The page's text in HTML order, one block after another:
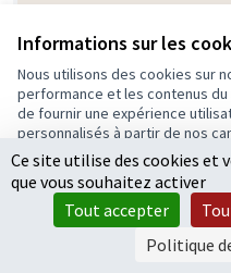
Informations sur les
Nous utilisons des cookies sur
performance et les contenus
de fournir une expérience
personnalisés à partir de nos
Accepter
Inciter les magasins
portes fermées
Nathalie Luc 0 0
Ce site utilise des cookies et
que vous souhaitez activer
Tout accepter
Politique